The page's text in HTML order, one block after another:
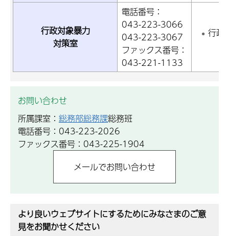
行政対象暴力
対策室
電話番号：
043-223-3066
043-223-3067
ファックス番号：
043-221-1133
行政
お問い合わせ
所属課室： 総務部総務課総務班
電話番号：043-223-2026
ファックス番号：043-225-1904
より良いウェブサイトにするためにみなさまのご意
見をお聞かせください